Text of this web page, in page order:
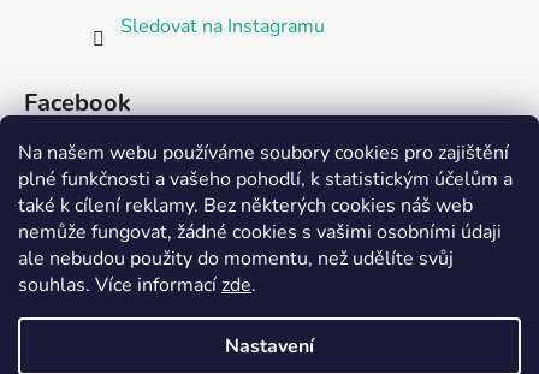
Na našem webu používáme soubory cookies pro zajištění
plné funkčnosti a vašeho pohodlí, k statistickým účelům a
také k cílení reklamy. Bez některých cookies náš web
nemůže fungovat, žádné cookies s vašimi osobními údaji
ale nebudou použity do momentu, než udělíte svůj
souhlas. Více informacízde.
Nastavení
Sledovat na Instagramu
Facebook
Partnerská prodejna Barefoot Plzeň